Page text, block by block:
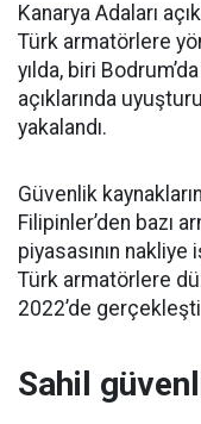
Kanarya Adaları
Türk armatörlere
yılda, biri
açıklarında
yakalandı.
Güvenlik
Filipinler’den bazı
piyasasının
Türk armatörlere
2022’de
Sahil